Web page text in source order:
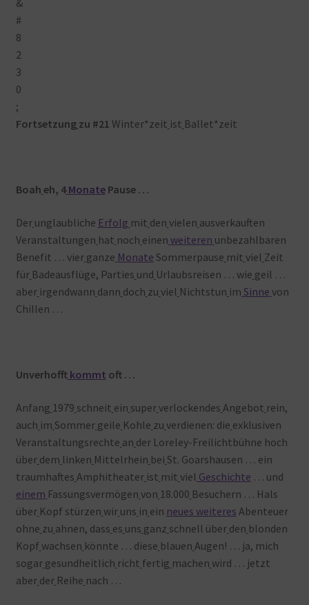
Fortsetzung zu #21 Winter*zeit ist Ballet*zeit
Boah eh, 4MonatePause …
Der unglaubliche Erfolg mit den vielen ausverkauften
Veranstaltungen hat noch einen weiteren unbezahlbaren
Benefit … vier ganze Monate Sommerpause mit viel Zeit
für Badeausflüge, Parties und Urlaubsreisen … wie geil …
aber irgendwann dann doch zu viel Nichtstun im Sinne von
Chillen …
Unverhofftkommt oft …
Anfang 1979 schneit ein superverlockendes Angebot rein,
auch im Sommer geile Kohle zu verdienen: die exklusiven
Veranstaltungsrechte an der Loreley-Freilichtbühne hoch
über dem linken Mittelrhein bei St. Goarshausen … ein
traumhaftes Amphitheater ist mit viel Geschichte … und
einem Fassungsvermögen von 18.000 Besuchern … Hals
über Kopf stürzen wir uns in ein neues weiteres Abenteuer
ohne zu ahnen, dass es uns ganz schnell über den blonden
Kopf wachsen könnte … diese blauen Augen! … ja, mich
sogar gesundheitlich richt fertig machen wird … jetzt
aber der Reihe nach …